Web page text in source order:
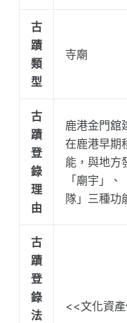
古
蹟
類
型
寺廟
古
蹟
登
錄
理
由
鹿港金門舘
在鹿港早期
能，與地方
「廟宇」
隊」三種功
古
蹟
登
錄
法
<<文化資